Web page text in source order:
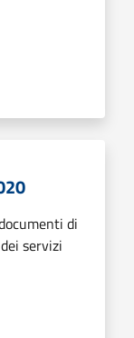
di
servizi